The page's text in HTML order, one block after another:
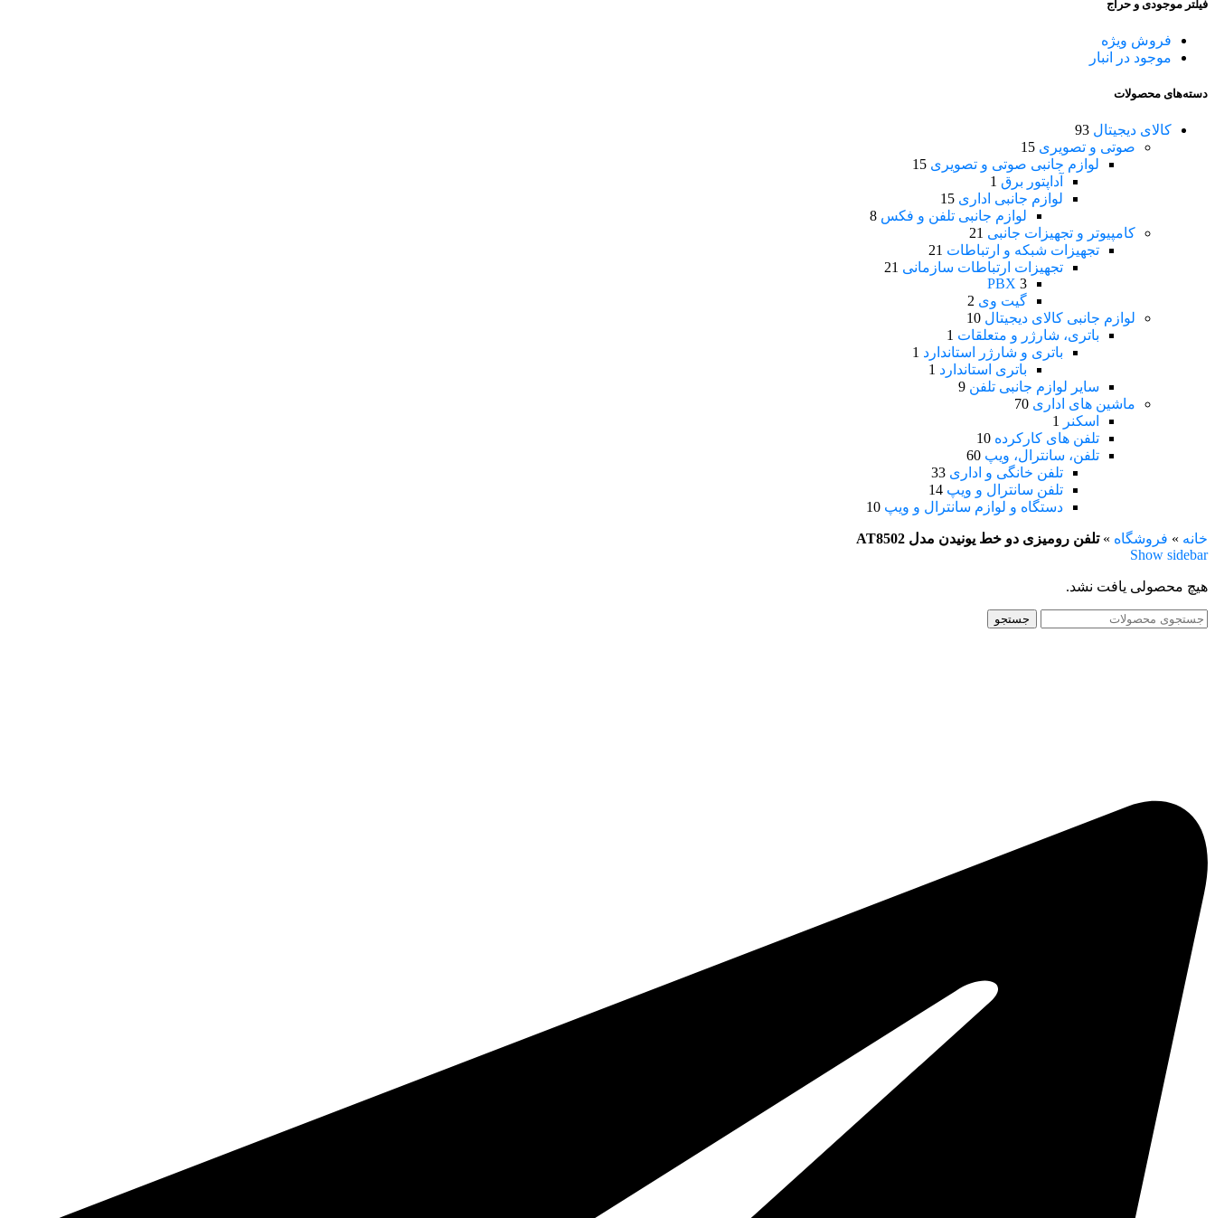
فیلتر موجودی و حراج
فروش ویژه
موجود در انبار
دسته‌های محصولات
کالای دیجیتال 93
صوتی و تصویری 15
لوازم جانبی صوتی و تصویری 15
آداپتور برق 1
لوازم جانبی اداری 15
لوازم جانبی تلفن و فکس 8
کامپیوتر و تجهیزات جانبی 21
تجهیزات شبکه و ارتباطات 21
تجهیزات ارتباطات سازمانی 21
PBX 3
گیت وی 2
لوازم جانبی کالای دیجیتال 10
باتری، شارژر و متعلقات 1
باتری و شارژر استاندارد 1
باتری استاندارد 1
سایر لوازم جانبی تلفن 9
ماشین های اداری 70
اسکنر
1
تلفن های کارکرده 10
تلفن، سانترال، ویپ 60
تلفن خانگی و اداری 33
تلفن سانترال و ویپ 14
دستگاه و لوازم سانترال و ویپ 10
خانه » فروشگاه »تلفن رومیزی دو خط یونیدن مدل AT8502
Show sidebar
هیچ محصولی یافت نشد.
جستجو